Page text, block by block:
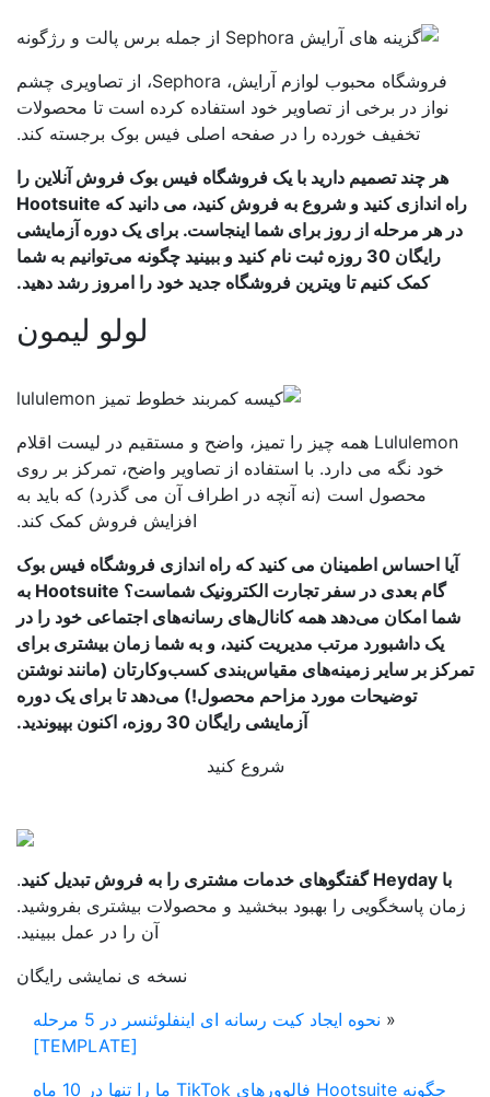
فروشگاه محبوب لوازم آرایش، Sephora، از تصاویری چشم
نواز در برخی از تصاویر خود استفاده کرده است تا محصولات
تخفیف خورده را در صفحه اصلی فیس بوک برجسته کند.
هر چند تصمیم دارید با یک فروشگاه فیس بوک فروش آنلاین را
راه اندازی کنید و شروع به فروش کنید، می دانید که Hootsuite
هر مرحله از روز برای شما اینجاست. برای یک دوره آزمایشی
رایگان 30 روزه ثبت نام کنید و ببینید چگونه می‌توانیم به شما
کمک کنیم تا ویترین فروشگاه جدید خود را امروز رشد دهید.
لولو لیمون
Lululemon همه چیز را تمیز، واضح و مستقیم در لیست اقلام
خود نگه می دارد. با استفاده از تصاویر واضح، تمرکز بر روی
محصول است (نه آنچه در اطراف آن می گذرد) که باید به
افزایش فروش کمک کند.
آیا احساس اطمینان می کنید که راه اندازی فروشگاه فیس بوک
گام بعدی در سفر تجارت الکترونیک شماست؟ Hootsuite به
امکان می‌دهد همه کانال‌های رسانه‌های اجتماعی خود را در
یک داشبورد مرتب مدیریت کنید، و به شما زمان بیشتری برای
بر سایر زمینه‌های مقیاس‌بندی کسب‌وکارتان (مانند نوشتن
توضیحات مورد مزاحم محصول!) می‌دهد تا برای یک دوره
آزمایشی رایگان 30 روزه، اکنون بپیوندید.
شروع کنید
.
پاسخگویی را بهبود ببخشید و محصولات بیشتری بفروشید.
آن را در عمل ببینید.
نسخه ی نمایشی رایگان
نحوه ایجاد کیت رسانه ای اینفلوئنسر در 5 مرحله
چگونه Hootsuite فالوورهای TikTok ما را تنها در 10 ماه